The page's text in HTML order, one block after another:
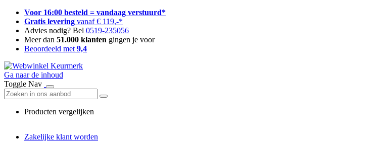
Voor 16:00 besteld = vandaag verstuurd*
Gratis levering vanaf € 119,-*
Advies nodig? Bel 0519-235056
Meer dan 51.000 klanten gingen je voor
Beoordeeld met 9,4
Ga naar de inhoud
Toggle Nav
Producten vergelijken
Zakelijke klant worden